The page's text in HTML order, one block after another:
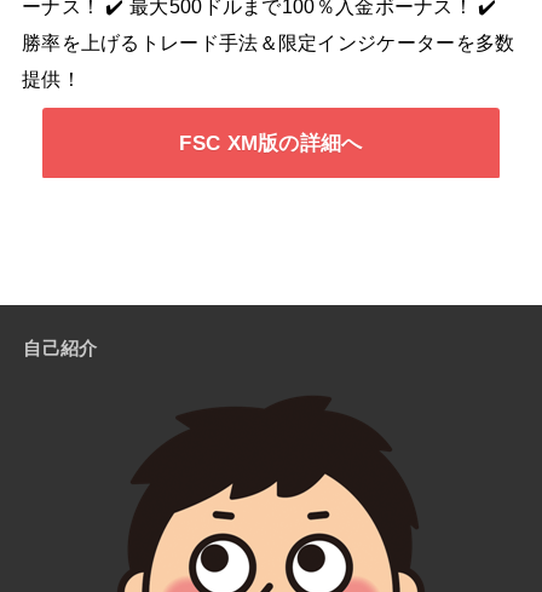
ーナス！ ✔️ 最大500ドルまで100％入金ボーナス！ ✔️
勝率を上げるトレード手法＆限定インジケーターを多数
提供！
FSC XM版の詳細へ
自己紹介